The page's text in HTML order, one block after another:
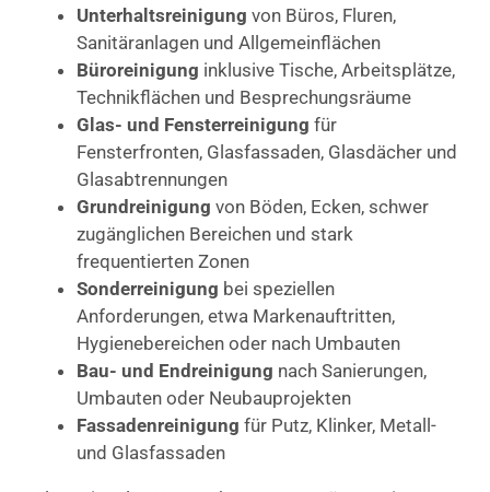
Unterhaltsreinigung von Büros, Fluren,
Sanitäranlagen und Allgemeinflächen
Büroreinigung inklusive Tische, Arbeitsplätze,
Technikflächen und Besprechungsräume
Glas- und Fensterreinigung für
Fensterfronten, Glasfassaden, Glasdächer und
Glasabtrennungen
Grundreinigung von Böden, Ecken, schwer
zugänglichen Bereichen und stark
frequentierten Zonen
Sonderreinigung bei speziellen
Anforderungen, etwa Markenauftritten,
Hygienebereichen oder nach Umbauten
Bau- und Endreinigung nach Sanierungen,
Umbauten oder Neubauprojekten
Fassadenreinigung für Putz, Klinker, Metall-
und Glasfassaden